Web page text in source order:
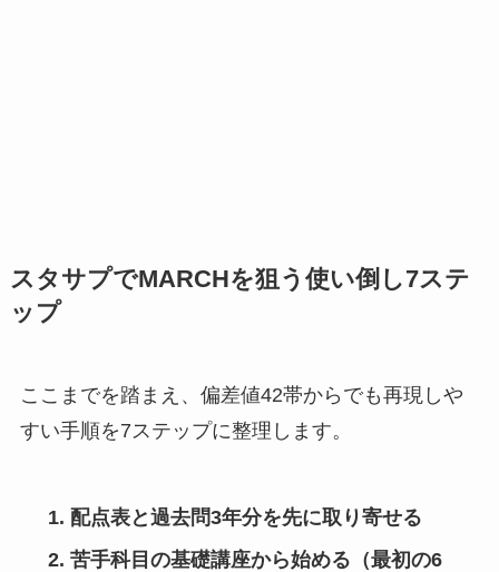
スタサプでMARCHを狙う使い倒し7ステ
ップ
ここまでを踏まえ、偏差値42帯からでも再現しや
すい手順を7ステップに整理します。
配点表と過去問3年分を先に取り寄せる
苦手科目の基礎講座から始める（最初の6